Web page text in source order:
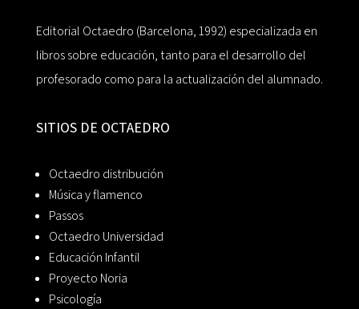
Editorial Octaedro (Barcelona, 1992) especializada en
libros sobre educación, tanto para el desarrollo del
profesorado como para la actualización del alumnado.
SITIOS DE OCTAEDRO
Octaedro distribución
Música y flamenco
Passos
Octaedro Universidad
Educación Infantil
Proyecto Noria
Psicología